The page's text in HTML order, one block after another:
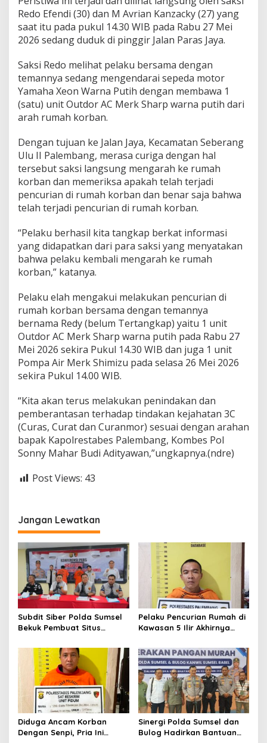
P
a
e
m
a
n
g
Redo Efendi (30) dan M Avrian Kanzacky (27) yang
saat itu pada pukul 14.30 WIB pada Rabu 27 Mei
2026 sedang duduk di pinggir Jalan Paras Jaya.
Saksi Redo melihat pelaku bersama dengan
temannya sedang mengendarai sepeda motor
Yamaha Xeon Warna Putih dengan membawa 1
(satu) unit Outdor AC Merk Sharp warna putih dari
arah rumah korban.
Dengan tujuan ke Jalan Jaya, Kecamatan Seberang
Ulu II Palembang, merasa curiga dengan hal
tersebut saksi langsung mengarah ke rumah
korban dan memeriksa apakah telah terjadi
pencurian di rumah korban dan benar saja bahwa
telah terjadi pencurian di rumah korban.
“Pelaku berhasil kita tangkap berkat informasi
yang didapatkan dari para saksi yang menyatakan
bahwa pelaku kembali mengarah ke rumah
korban,” katanya.
Pelaku elah mengakui melakukan pencurian di
rumah korban bersama dengan temannya
bernama Redy (belum Tertangkap) yaitu 1 unit
Outdor AC Merk Sharp warna putih pada Rabu 27
Mei 2026 sekira Pukul 14.30 WIB dan juga 1 unit
Pompa Air Merk Shimizu pada selasa 26 Mei 2026
sekira Pukul 14.00 WIB.
“Kita akan terus melakukan penindakan dan
pemberantasan terhadap tindakan kejahatan 3C
(Curas, Curat dan Curanmor) sesuai dengan arahan
bapak Kapolrestabes Palembang, Kombes Pol
Sonny Mahar Budi Adityawan,”ungkapnya.(ndre)
Post Views: 43
Jangan Lewatkan
Subdit Siber Polda Sumsel
Bekuk Pembuat Situs
Bhayangkara Run 2026
Pelaku Pencurian Rumah di
Kawasan 5 Ilir Akhirnya
Diduga Ancam Korban
Dengan Senpi, Pria Ini
Sinergi Polda Sumsel dan
Bulog Hadirkan Bantuan